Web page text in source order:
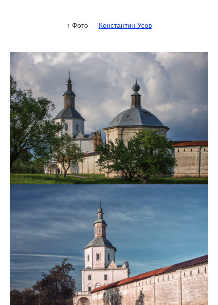
↑ Фото — Константин Усов